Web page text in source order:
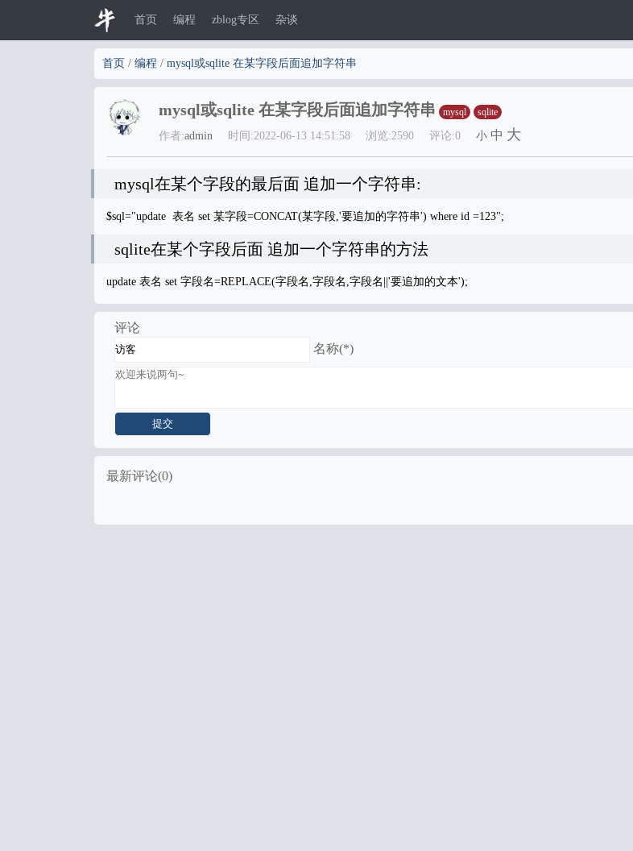
首页 编程 zblog专区 杂谈
首页 / 编程 / mysql或sqlite 在某字段后面追加字符串
mysql或sqlite 在某字段后面追加字符串 mysql sqlite
作者:admin 时间:2022-06-13 14:51:58 浏览:2590 评论:0 小 中 大
mysql在某个字段的最后面 追加一个字符串:
$sql="update 表名 set 某字段=CONCAT(某字段,'要追加的字符串') where id =123";
sqlite在某个字段后面 追加一个字符串的方法
update 表名 set 字段名=REPLACE(字段名,字段名,字段名||'要追加的文本');
评论
名称(*)
最新评论(0)